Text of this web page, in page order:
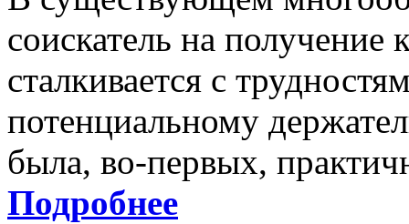
соискатель на получение
сталкивается с
потенциальному
была, во-первых,
Подробнее